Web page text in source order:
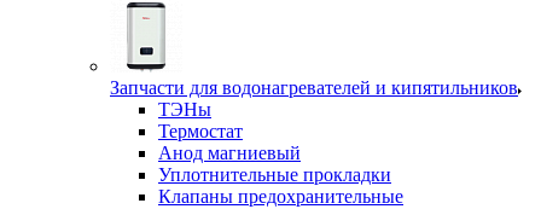
Запчасти для водонагревателей и кипятильников
ТЭНы
Термостат
Анод магниевый
Уплотнительные прокладки
Клапаны предохранительные